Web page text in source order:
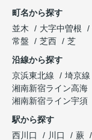
町名から探す
並木
大字中曽根
常盤
芝西
芝
沿線から探す
京浜東北線
埼京線
湘南新宿ライン高海
湘南新宿ライン宇須
駅から探す
西川口
川口 蕨